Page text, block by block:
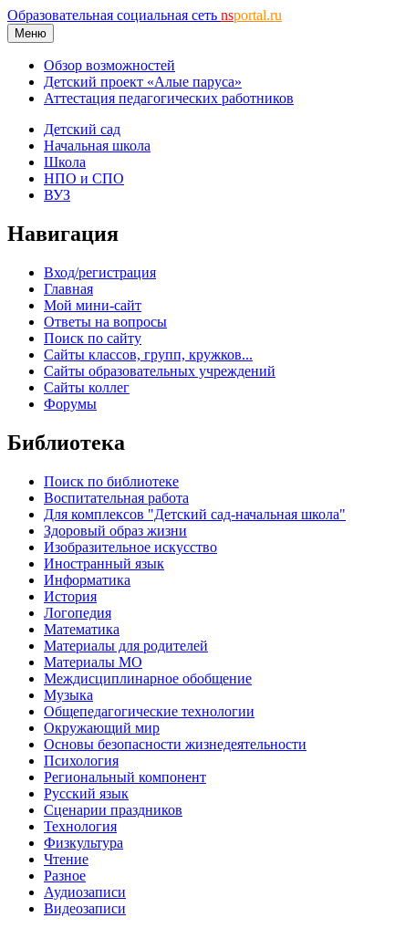
Образовательная социальная сеть nsportal.ru
Меню
Обзор возможностей
Детский проект «Алые паруса»
Аттестация педагогических работников
Детский сад
Начальная школа
Школа
НПО и СПО
ВУЗ
Навигация
Вход/регистрация
Главная
Мой мини-сайт
Ответы на вопросы
Поиск по сайту
Сайты классов, групп, кружков...
Сайты образовательных учреждений
Сайты коллег
Форумы
Библиотека
Поиск по библиотеке
Воспитательная работа
Для комплексов "Детский сад-начальная школа"
Здоровый образ жизни
Изобразительное искусство
Иностранный язык
Информатика
История
Логопедия
Математика
Материалы для родителей
Материалы МО
Междисциплинарное обобщение
Музыка
Общепедагогические технологии
Окружающий мир
Основы безопасности жизнедеятельности
Психология
Региональный компонент
Русский язык
Сценарии праздников
Технология
Физкультура
Чтение
Разное
Аудиозаписи
Видеозаписи